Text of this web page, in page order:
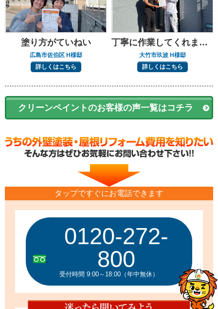
塗り方がていねい
広島市佐伯区 H様邸
詳しくはこちら
丁寧に作業してくれました
大竹市玖波 H様邸
詳しくはこちら
クリーンペイントのお客様の声一覧はコチラ
タップですぐにお電話できます
0120-272-
800
受付時間 9:00～18:00（年中無休）